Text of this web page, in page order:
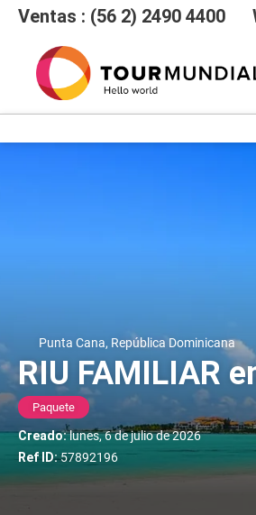
Ventas : (56 2) 2490 4400
Punta Cana, República Dominicana
RIU FAMILIAR
Paquete
Creado:lunes, 6 de julio de 2026
Ref ID:57892196